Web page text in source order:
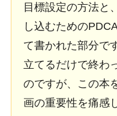
目標設定の方法と
し込むための
て書かれた部分で
立てるだけで終わ
のですが、この本
画の重要性を痛感